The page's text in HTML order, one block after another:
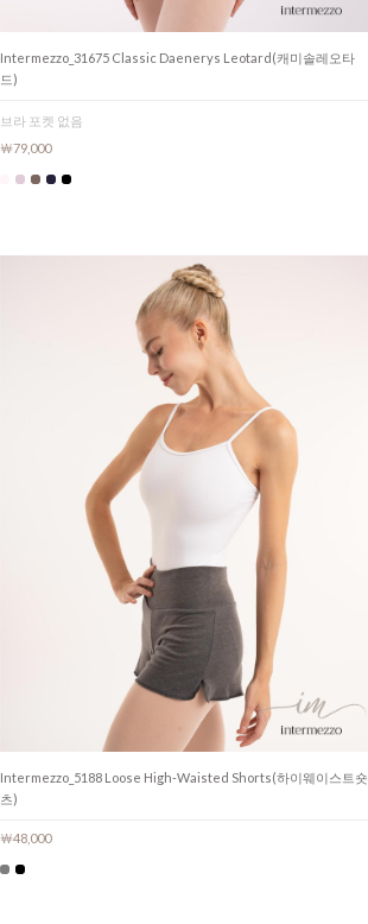
Intermezzo_31675 Classic Daenerys Leotard(캐미솔레오타
드)
브라 포켓 없음
￦79,000
Intermezzo_5188 Loose High-Waisted Shorts(하이웨이스트숏
츠)
￦48,000